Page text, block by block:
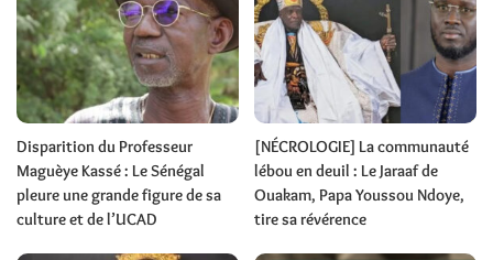
Disparition du Professeur
Maguèye Kassé : Le Sénégal
pleure une grande figure de sa
culture et de l’UCAD
[NÉCROLOGIE] La communauté
lébou en deuil : Le Jaraaf de
Ouakam, Papa Youssou Ndoye,
tire sa révérence